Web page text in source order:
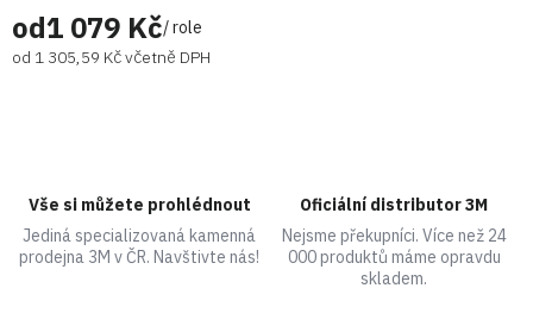
od1 079 Kč/ role
od 1 305,59 Kčvčetně DPH
Vše si můžete prohlédnout
Jediná specializovaná kamenná
prodejna 3M v ČR. Navštivte nás!
Oficiální distributor 3M
Nejsme překupníci. Více než 24
000 produktů máme opravdu
skladem.